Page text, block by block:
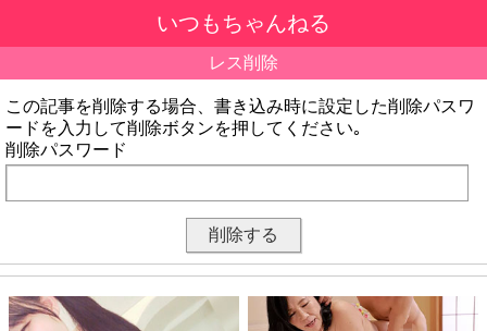
いつもちゃんねる
レス削除
この記事を削除する場合、書き込み時に設定した削除パスワ
ードを入力して削除ボタンを押してください｡
削除パスワード